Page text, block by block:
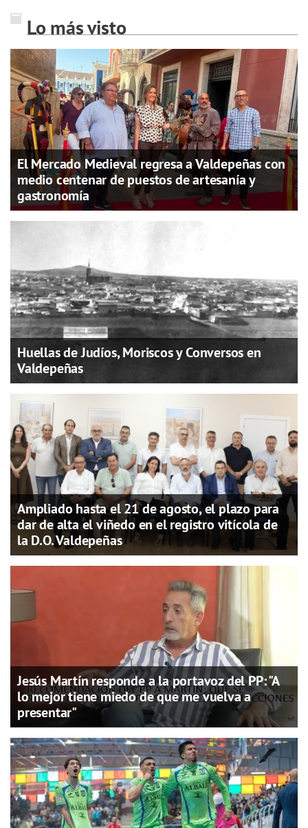
Lo más visto
El Mercado Medieval regresa a Valdepeñas con
medio centenar de puestos de artesanía y
gastronomía
Huellas de Judíos, Moriscos y Conversos en
Valdepeñas
Ampliado hasta el 21 de agosto, el plazo para
dar de alta el viñedo en el registro vitícola de
la D.O. Valdepeñas
Jesús Martín responde a la portavoz del PP: "A
lo mejor tiene miedo de que me vuelva a
presentar"